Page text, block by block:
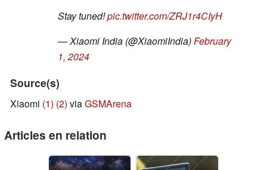
Stay tuned!pic.twitter.com/ZRJ1r4CIyH
— Xiaomi India (@XiaomiIndia)February
1, 2024
Source(s)
Xiaomi (1) (2) viaGSMArena
Articles en relation